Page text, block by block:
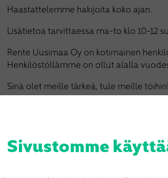
Haastattelemme hakijoita koko ajan.
Lisätietoa tarvittaessa ma-to klo 10-12
Rente Uusimaa Oy on kotimainen
Henkilöstöllämme on ollut alalla
Sinä olet meille tärkeä, tule meille töihin!
Vinkkaa kaverille:
Sivustomme